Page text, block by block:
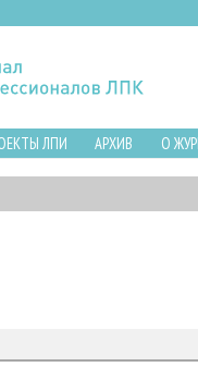
ЛПИ АРХИВ О